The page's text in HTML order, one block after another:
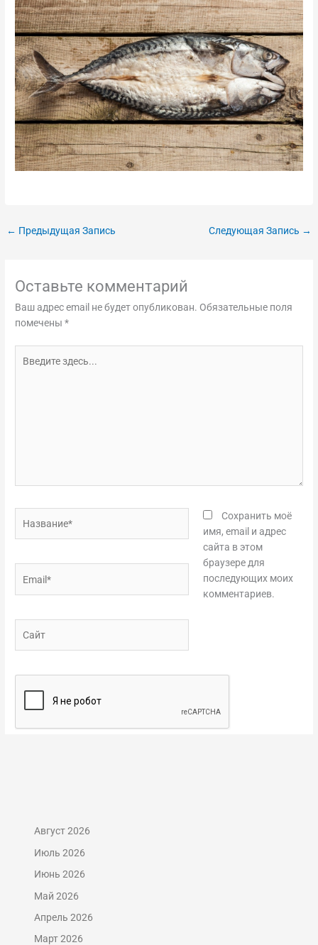
← Предыдущая Запись Следующая Запись →
Оставьте комментарий
Ваш адрес email не будет опубликован. Обязательные поля
помечены*
здесь...
Сохранить моё
имя, email и адрес
сайта в этом
браузере для
последующих моих
комментариев.
Август 2026
Июль 2026
Июнь 2026
Май 2026
Апрель 2026
Март 2026